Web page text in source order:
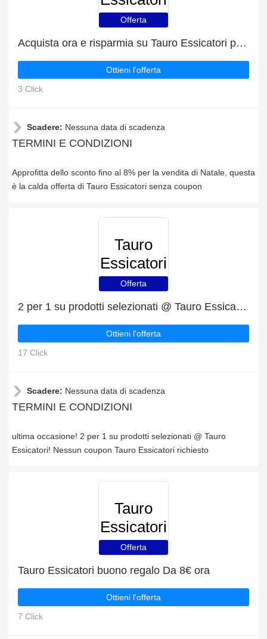
Offerta
Acquista ora e risparmia su Tauro Essicatori per Natale
Ottieni l'offerta
3 Click
Scadere: Nessuna data di scadenza
TERMINI E CONDIZIONI
Approfitta dello sconto fino al 8% per la vendita di Natale, questa
è la calda offerta di Tauro Essicatori senza coupon
Tauro
Essicatori
Offerta
2 per 1 su prodotti selezionati @ Tauro Essicatori
Ottieni l'offerta
17 Click
Scadere: Nessuna data di scadenza
TERMINI E CONDIZIONI
ultima occasione! 2 per 1 su prodotti selezionati @ Tauro
Essicatori! Nessun coupon Tauro Essicatori richiesto
Tauro
Essicatori
Offerta
Tauro Essicatori buono regalo Da 8€ ora
Ottieni l'offerta
7 Click